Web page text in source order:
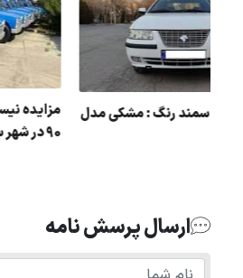
مزایده دولتی سمند رنگ : مشکی مدل
ارسال پرسش نامه